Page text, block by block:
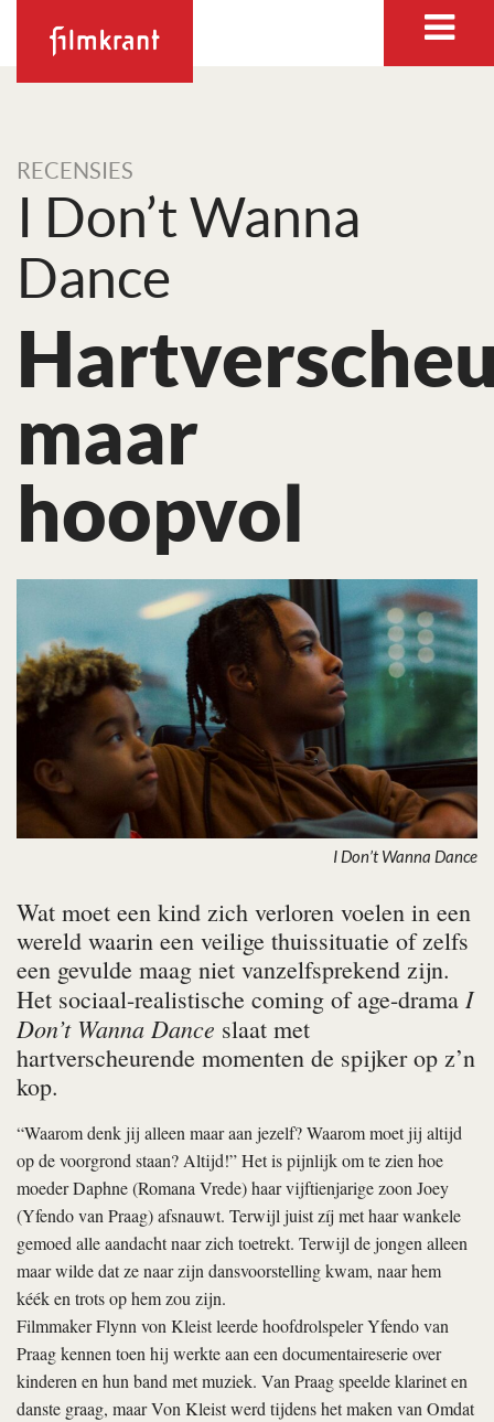
RECENSIES
I Don’t Wanna
Dance
maar
hoopvol
I Don’t Wanna Dance
Wat moet een kind zich verloren voelen in een
wereld waarin een veilige thuissituatie of zelfs
een gevulde maag niet vanzelfsprekend zijn.
Het sociaal-realistische coming of age-drama I
Don’t Wanna Dance slaat met
hartverscheurende momenten de spijker op z’n
kop.
“Waarom denk jij alleen maar aan jezelf? Waarom moet jij altijd
op de voorgrond staan? Altijd!” Het is pijnlijk om te zien hoe
moeder Daphne (Romana Vrede) haar vijftienjarige zoon Joey
(Yfendo van Praag) afsnauwt. Terwijl juist zíj met haar wankele
gemoed alle aandacht naar zich toetrekt. Terwijl de jongen alleen
maar wilde dat ze naar zijn dansvoorstelling kwam, naar hem
kéék en trots op hem zou zijn.
Filmmaker Flynn von Kleist leerde hoofdrolspeler Yfendo van
Praag kennen toen hij werkte aan een documentaireserie over
kinderen en hun band met muziek. Van Praag speelde klarinet en
danste graag, maar Von Kleist werd tijdens het maken van Omdat